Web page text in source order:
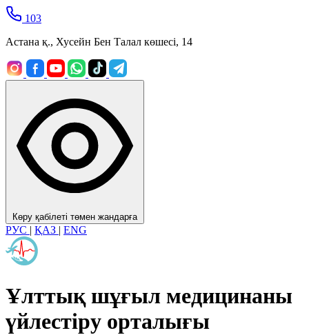
103
Астана қ., Хусейн Бен Талал көшесі, 14
Көру қабілеті төмен жандарға
РУС | ҚАЗ | ENG
Ұлттық шұғыл медицинаны
үйлестіру орталығы